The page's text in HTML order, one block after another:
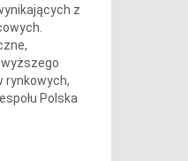
z
rynkowych,
Polska